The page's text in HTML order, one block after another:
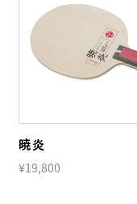
暁炎
¥19,800